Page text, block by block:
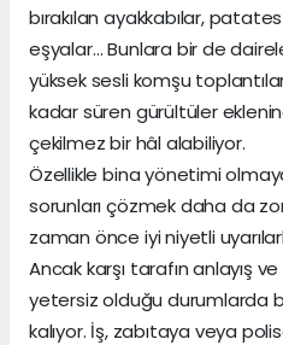
bırakılan ayakkabılar,
eşyalar… Bunlara bir de
yüksek sesli komşu
kadar süren gürültüler
çekilmez bir hâl alabiliyor.
Özellikle bina yönetimi
sorunları çözmek daha da
zaman önce iyi niyetli
Ancak karşı tarafın anlayış
yetersiz olduğu durumlarda
kalıyor. İş, zabıtaya veya